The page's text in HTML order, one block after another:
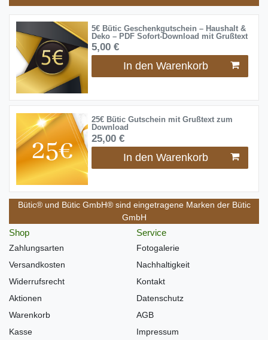
5€ Bütic Geschenkgutschein – Haushalt &
Deko – PDF Sofort-Download mit Grußtext
5,00 €
In den Warenkorb
25€ Bütic Gutschein mit Grußtext zum
Download
25,00 €
In den Warenkorb
Bütic® und Bütic GmbH® sind eingetragene Marken der Bütic
GmbH
Shop
Zahlungsarten
Versandkosten
Widerrufsrecht
Aktionen
Warenkorb
Kasse
Service
Fotogalerie
Nachhaltigkeit
Kontakt
Datenschutz
AGB
Impressum